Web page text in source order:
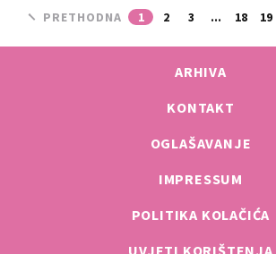
PRETHODNA 1 2 3 ... 18 19
ARHIVA
KONTAKT
OGLAŠAVANJE
IMPRESSUM
POLITIKA KOLAČIĆA
UVJETI KORIŠTENJA